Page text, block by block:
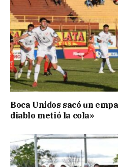
Boca Unidos sacó un
diablo metió la cola»